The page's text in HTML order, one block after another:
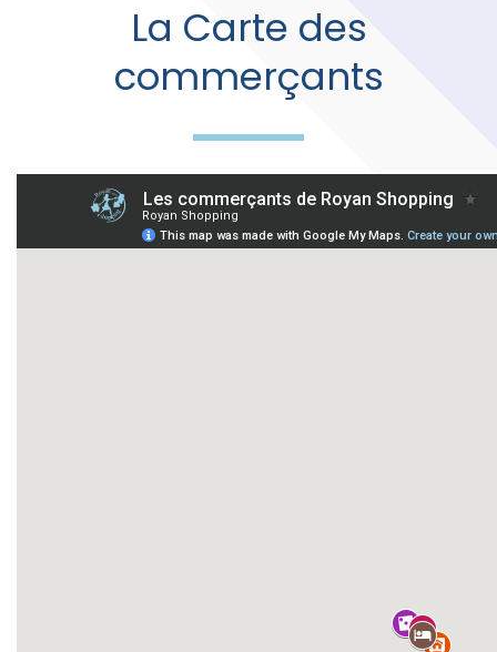
La Carte des
commerçants